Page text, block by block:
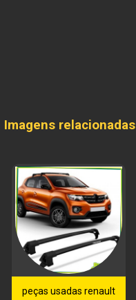
Imagens relacionadas
peças usadas renault